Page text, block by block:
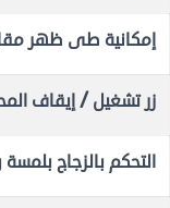
إمكانية طى ظهر
زر تشغيل / إيقاف
التحكم بالزجاج